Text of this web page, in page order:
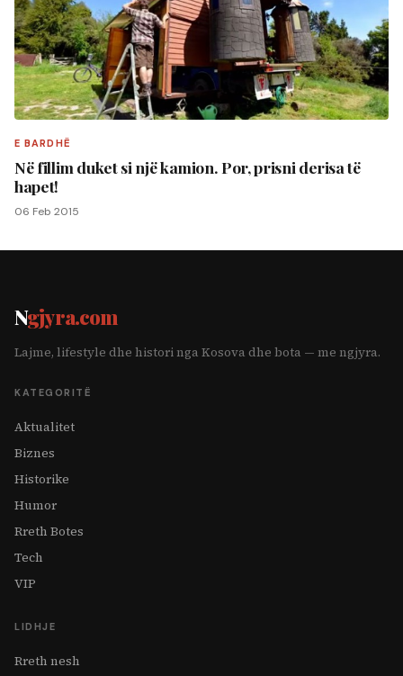
E BARDHË
Në fillim duket si një kamion. Por, prisni derisa të
hapet!
06 Feb 2015
Ngjyra.com
Lajme, lifestyle dhe histori nga Kosova dhe bota — me ngjyra.
KATEGORITË
Aktualitet
Biznes
Historike
Humor
Rreth Botes
Tech
VIP
LIDHJE
Rreth nesh